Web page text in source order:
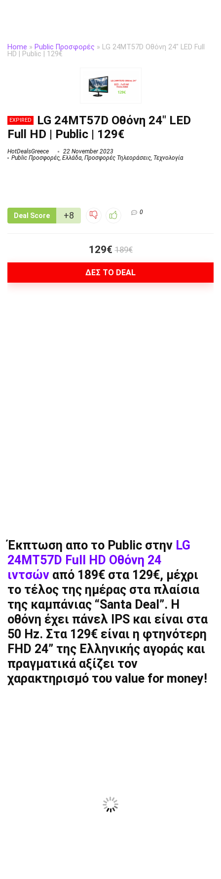
Home » Public Προσφορές » LG 24MT57D Οθόνη 24″ LED Full
HD | Public | 129€
EXPIRED
LG 24MT57D Οθόνη 24″ LED
Full HD | Public | 129€
HotDealsGreece
22 November 2023
Public Προσφορές, Ελλάδα, Προσφορές Τηλεοράσεις, Τεχνολογία
Deal Score +8 0
129€ 189€
ΔΕΣ ΤΟ DEAL
Έκπτωση απο το Public στην LG
24MT57D Full HD Oθόνη 24
ιντσών από 189€ στα 129€, μέχρι
το τέλος της ημέρας στα πλαίσια
της καμπάνιας “Santa Deal”. Η
οθόνη έχει πάνελ IPS και είναι στα
50 Hz. Στα 129€ είναι η φτηνότερη
FHD 24” της Ελληνικής αγοράς και
πραγματικά αξίζει τον
χαρακτηρισμό του value for money!